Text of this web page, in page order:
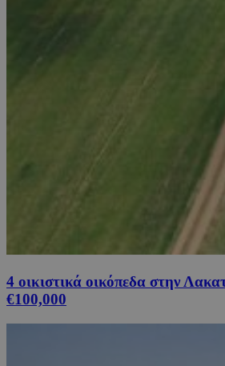
4 οικιστικά οικόπεδα στην
€100,000